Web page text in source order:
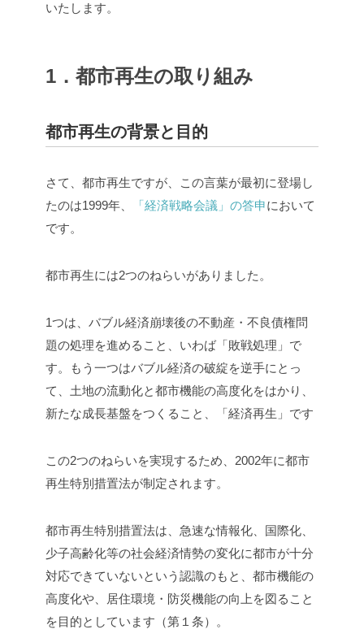
いたします。
1．都市再生の取り組み
都市再生の背景と目的
さて、都市再生ですが、この言葉が最初に登場し
たのは1999年、
「経済戦略会議」の答申において
です。
都市再生には2つのねらいがありました。
1つは、バブル経済崩壊後の不動産・不良債権問
題の処理を進めること、いわば「敗戦処理」で
す。もう一つはバブル経済の破綻を逆手にとっ
て、土地の流動化と都市機能の高度化をはかり、
新たな成長基盤をつくること、「経済再生」です
この2つのねらいを実現するため、2002年に都市
再生特別措置法が制定されます。
都市再生特別措置法は、急速な情報化、国際化、
少子高齢化等の社会経済情勢の変化に都市が十分
対応できていないという認識のもと、都市機能の
高度化や、居住環境・防災機能の向上を図ること
を目的としています（第１条）。